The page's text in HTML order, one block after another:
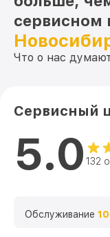
сервисном
Что о нас
Сервисный
5.0 132
Обслуживание